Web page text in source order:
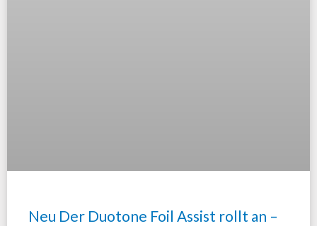
Neu Der Duotone Foil Assist rollt an –